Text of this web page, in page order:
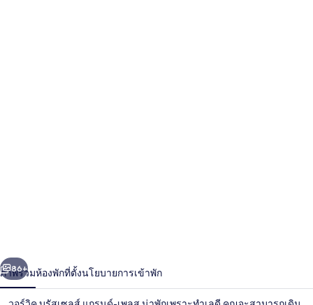
รนด์-
า
ถัดไป
86+
ภาพรวมห้องพักที่ตั้งนโยบายการเข้าพัก